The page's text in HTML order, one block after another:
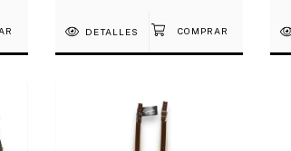
DETALLES